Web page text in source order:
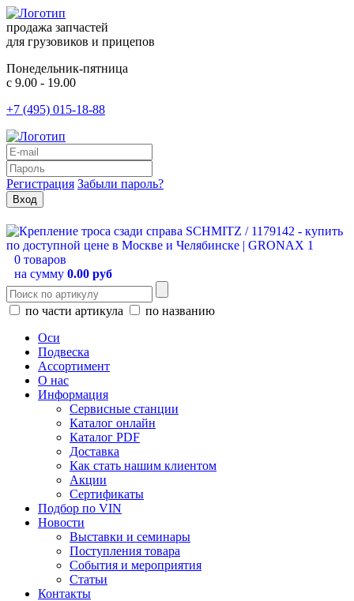
продажа запчастей
для грузовиков и прицепов
Понедельник-пятница
с 9.00 - 19.00
+7 (495) 015-18-88
Регистрация Забыли пароль?
0 товаров
на сумму 0.00 руб
по части артикула
по названию
Оси
Подвеска
Ассортимент
О нас
Информация
Сервисные станции
Каталог онлайн
Каталог PDF
Доставка
Как стать нашим клиентом
Акции
Сертификаты
Подбор по VIN
Новости
Выставки и семинары
Поступления товара
События и мероприятия
Статьи
Контакты